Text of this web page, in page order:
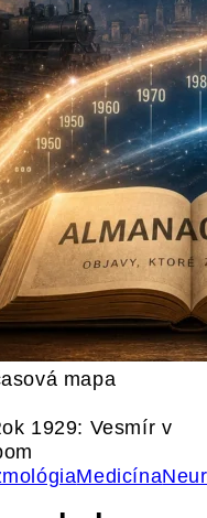
mapa
1929: Vesmír v
Medicína